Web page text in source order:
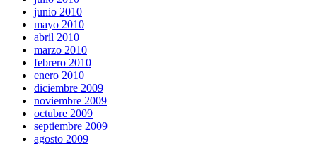
junio 2010
mayo 2010
abril 2010
marzo 2010
febrero 2010
enero 2010
diciembre 2009
noviembre 2009
octubre 2009
septiembre 2009
agosto 2009